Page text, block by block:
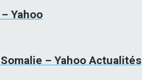
Yahoo
– Yahoo Actualités